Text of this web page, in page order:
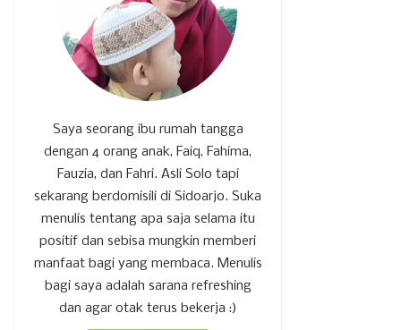
Saya seorang ibu rumah tangga
dengan 4 orang anak, Faiq, Fahima,
Fauzia, dan Fahri. Asli Solo tapi
sekarang berdomisili di Sidoarjo. Suka
menulis tentang apa saja selama itu
positif dan sebisa mungkin memberi
manfaat bagi yang membaca. Menulis
bagi saya adalah sarana refreshing
dan agar otak terus bekerja :)